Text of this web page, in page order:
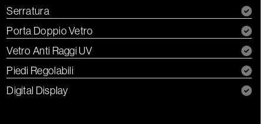
Serratura
Porta Doppio Vetro
Vetro Anti Raggi UV
Piedi Regolabili
Digital Display